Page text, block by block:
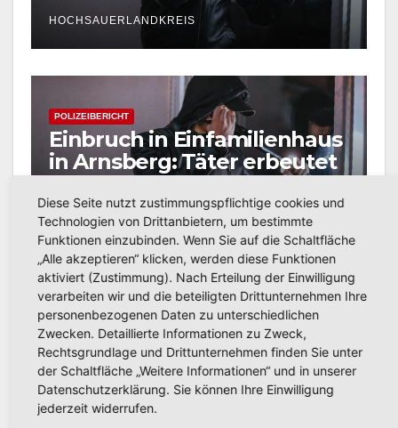
HOCHSAUERLANDKREIS
POLIZEIBERICHT
Einbruch in Einfamilienhaus
in Arnsberg: Täter erbeutet
Bargeld und Elektronik
HOCHSAUERLANDKREIS
POLIZEIBERICHT
Versuchter Einbruch in
Mehrfamilienhaus in Alt-
Arnsberg: Polizei sucht
Zeugen
AUG. 6, 2026 KREISPOLIZEIBEHÖRDE
Diese Seite nutzt zustimmungspflichtige cookies und
Technologien von Drittanbietern, um bestimmte
Funktionen einzubinden. Wenn Sie auf die Schaltfläche
„Alle akzeptieren“ klicken, werden diese Funktionen
aktiviert (Zustimmung). Nach Erteilung der Einwilligung
verarbeiten wir und die beteiligten Drittunternehmen Ihre
personenbezogenen Daten zu unterschiedlichen
Zwecken. Detaillierte Informationen zu Zweck,
Rechtsgrundlage und Drittunternehmen finden Sie unter
der Schaltfläche „Weitere Informationen“ und in unserer
Datenschutzerklärung. Sie können Ihre Einwilligung
jederzeit widerrufen.